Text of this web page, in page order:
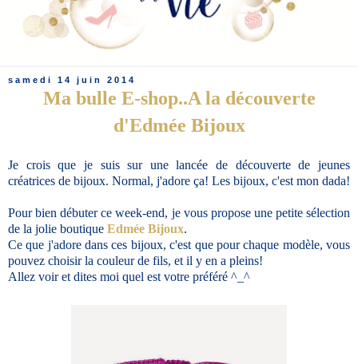
samedi 14 juin 2014
Ma bulle E-shop..A la découverte
d'Edmée Bijoux
Je crois que je suis sur une lancée de découverte de jeunes
créatrices de bijoux. Normal, j'adore ça! Les bijoux, c'est mon dada!
Pour bien débuter ce week-end, je vous propose une petite sélection
de la jolie boutique Edmée Bijoux.
Ce que j'adore dans ces bijoux, c'est que pour chaque modèle, vous
pouvez choisir la couleur de fils, et il y en a pleins!
Allez voir et dites moi quel est votre préféré ^_^